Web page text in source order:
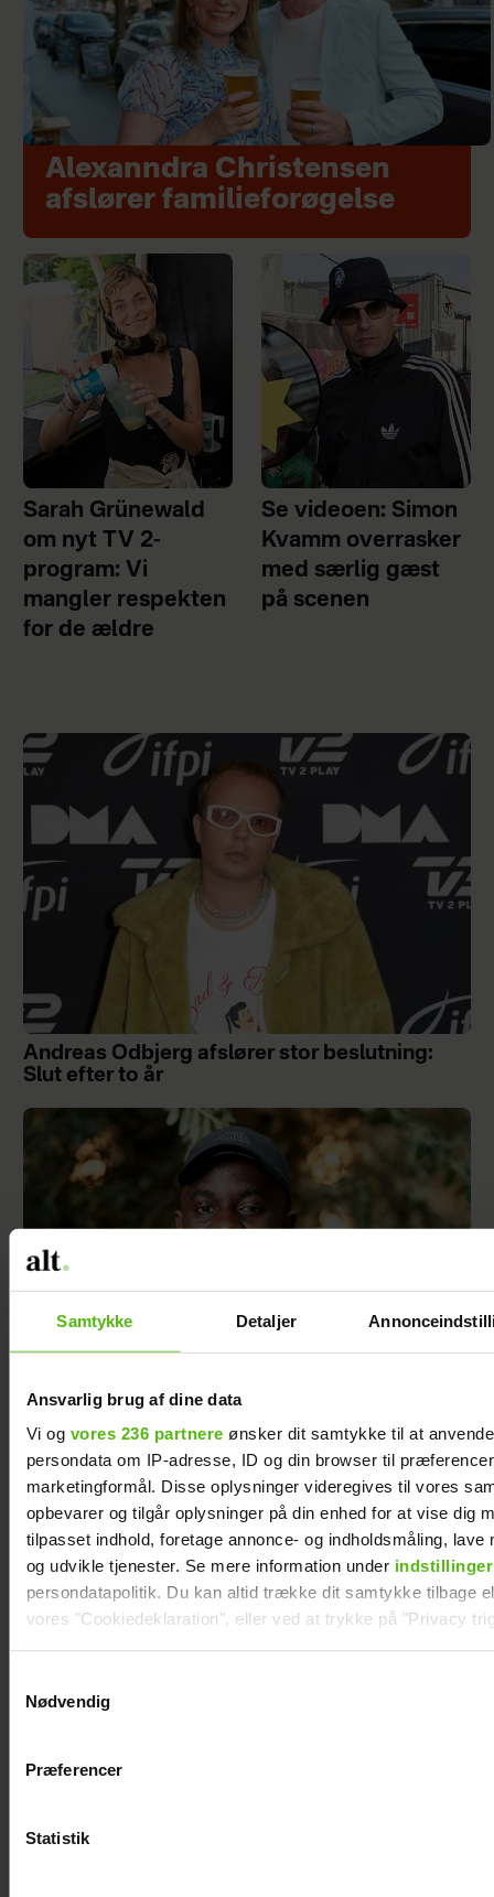
Samtykke Detaljer
Ansvarlig brug af dine data
Vi og vores 236 partnere ønsker dit samtykke til at
persondata om IP-adresse, ID og din browser til
marketingformål. Disse oplysninger videregives til vores
opbevarer og tilgår oplysninger på din enhed for at vise dig
tilpasset indhold, foretage annonce- og indholdsmåling, lave
og udvikle tjenester. Se mere information under indstillinger
persondatapolitik. Du kan altid trække dit samtykke tilbage
vores "Cookiedeklaration", eller ved at trykke på "Privacy
Vi anvender egne cookies og cookies fra tredjeparter til at
generere statistik og huske dine præferencer samt til brug
Nødvendig
Præferencer
Statistik
Alexanndra Christensen
afslører familieforøgelse
Sarah Grünewald
om nyt TV 2-
program: Vi
mangler respekten
for de ældre
Se videoen: Simon
Kvamm overrasker
med særlig gæst
på scenen
Andreas Odbjerg afslører stor beslutning:
Slut efter to år
Afsløret på video: Melvin Kakooza vækker
opsigt i nyt job